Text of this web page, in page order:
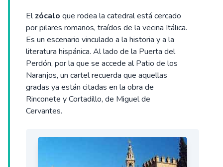
Elzócalo que rodea la catedral está cercado
por pilares romanos, traídos de la vecina Itálica.
Es un escenario vinculado a la historia y a la
literatura hispánica. Al lado de la Puerta del
Perdón, por la que se accede al Patio de los
Naranjos, un cartel recuerda que aquellas
gradas ya están citadas en la obra de
Rinconete y Cortadillo, de Miguel de
Cervantes.